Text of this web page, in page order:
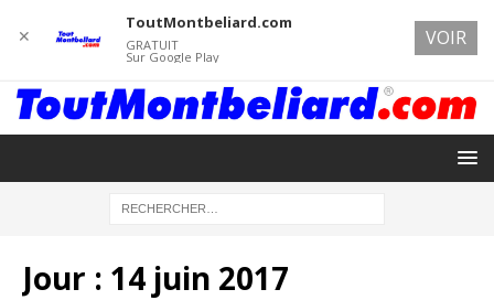
Jour : 14 juin 2017
✕
ToutMontbeliard.com
GRATUIT
Sur Google Play
VOIR